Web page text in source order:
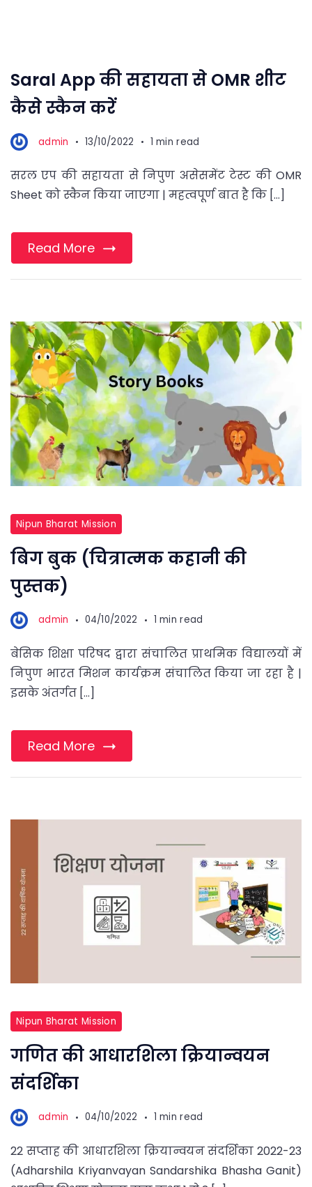
Saral App की सहायता से OMR शीट
कैसे स्कैन करें
admin 13/10/2022 1 min read
सरल एप की सहायता से निपुण असेसमेंट टेस्ट की OMR
Sheet को स्कैन किया जाएगा | महत्वपूर्ण बात है कि […]
Read More
Nipun Bharat Mission
बिग बुक (चित्रात्मक कहानी की
पुस्तक)
admin 04/10/2022 1 min read
बेसिक शिक्षा परिषद द्वारा संचालित प्राथमिक विद्यालयों में
निपुण भारत मिशन कार्यक्रम संचालित किया जा रहा है |
इसके अंतर्गत […]
Read More
Nipun Bharat Mission
गणित की आधारशिला क्रियान्वयन
संदर्शिका
admin 04/10/2022 1 min read
22 सप्ताह की आधारशिला क्रियान्वयन संदर्शिका 2022-23
(Adharshila Kriyanvayan Sandarshika Bhasha Ganit)